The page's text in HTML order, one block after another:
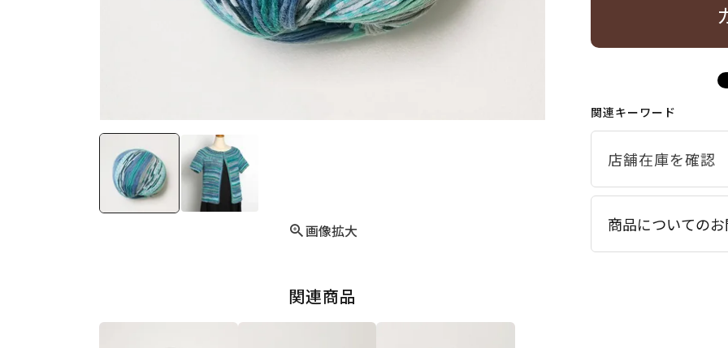
画像拡大
関連商品
関連キーワード
商品についての